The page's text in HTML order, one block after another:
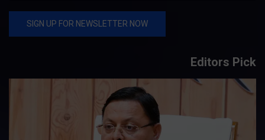
Editors Pick